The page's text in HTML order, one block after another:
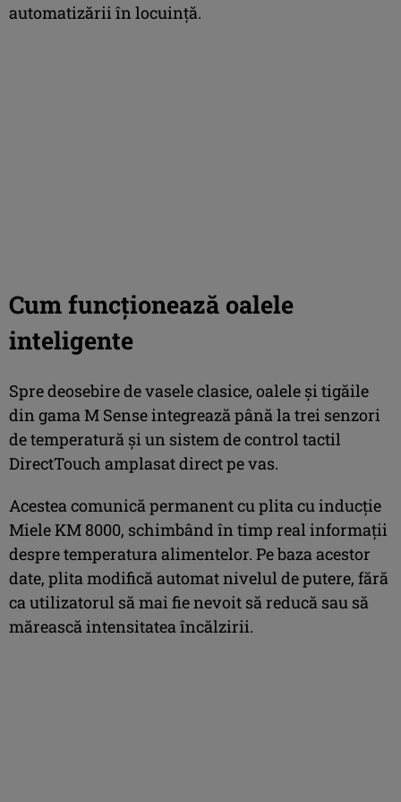
automatizării în locuință.
Cum funcționează oalele
inteligente
Spre deosebire de vasele clasice, oalele și tigăile
din gama M Sense integrează până la trei senzori
de temperatură și un sistem de control tactil
DirectTouch amplasat direct pe vas.
Acestea comunică permanent cu plita cu inducție
Miele KM 8000, schimbând în timp real informații
despre temperatura alimentelor. Pe baza acestor
date, plita modifică automat nivelul de putere, fără
ca utilizatorul să mai fie nevoit să reducă sau să
mărească intensitatea încălzirii.